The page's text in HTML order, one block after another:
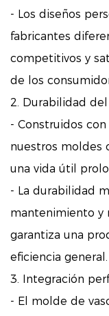
- Los diseños
fabricantes
competitivos y
de los
2. Durabilidad del
- Construidos
nuestros moldes
una vida útil
- La durabilidad
mantenimiento y
garantiza una
eficiencia general.
3. Integración
- El molde de